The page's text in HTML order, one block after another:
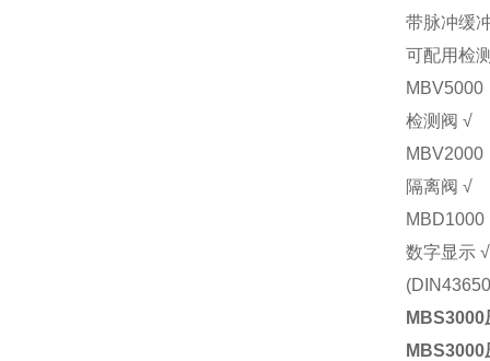
带脉冲缓
可配用检
MBV5000
检测阀 √
MBV2000
隔离阀 √
MBD1000
数字显示 √
MBS3000
MBS3000